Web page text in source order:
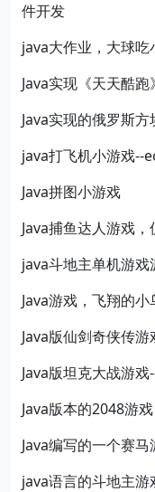
件开发
java大作业，大球
Java实现《天天酷
Java实现的俄罗斯
java打飞机小游戏--
Java拼图小游戏
Java捕鱼达人游戏
java斗地主单机游
Java游戏，飞翔的
Java版仙剑奇侠传游
Java版坦克大战游
Java版本的2048游戏
Java编写的一个赛
java语言的斗地主